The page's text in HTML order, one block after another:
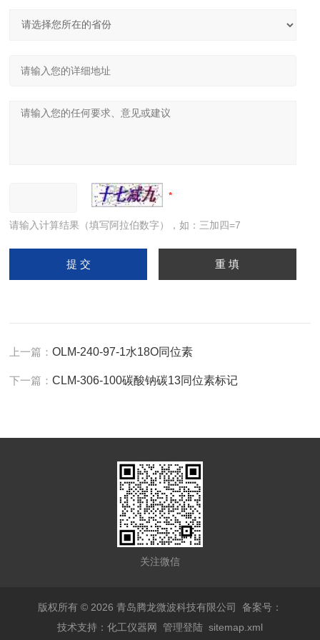
请输入计算结果（填写阿拉伯数字），如：三加四=7
上一篇：OLM-240-97-1水18O同位素
下一篇：CLM-306-100碳酸钠碳13同位素标记
关注微信
版权所有 © 2026 青岛腾龙微波科技有限公司 备案号：
技术支持： 化工仪器网 管理登陆 sitemap.xml